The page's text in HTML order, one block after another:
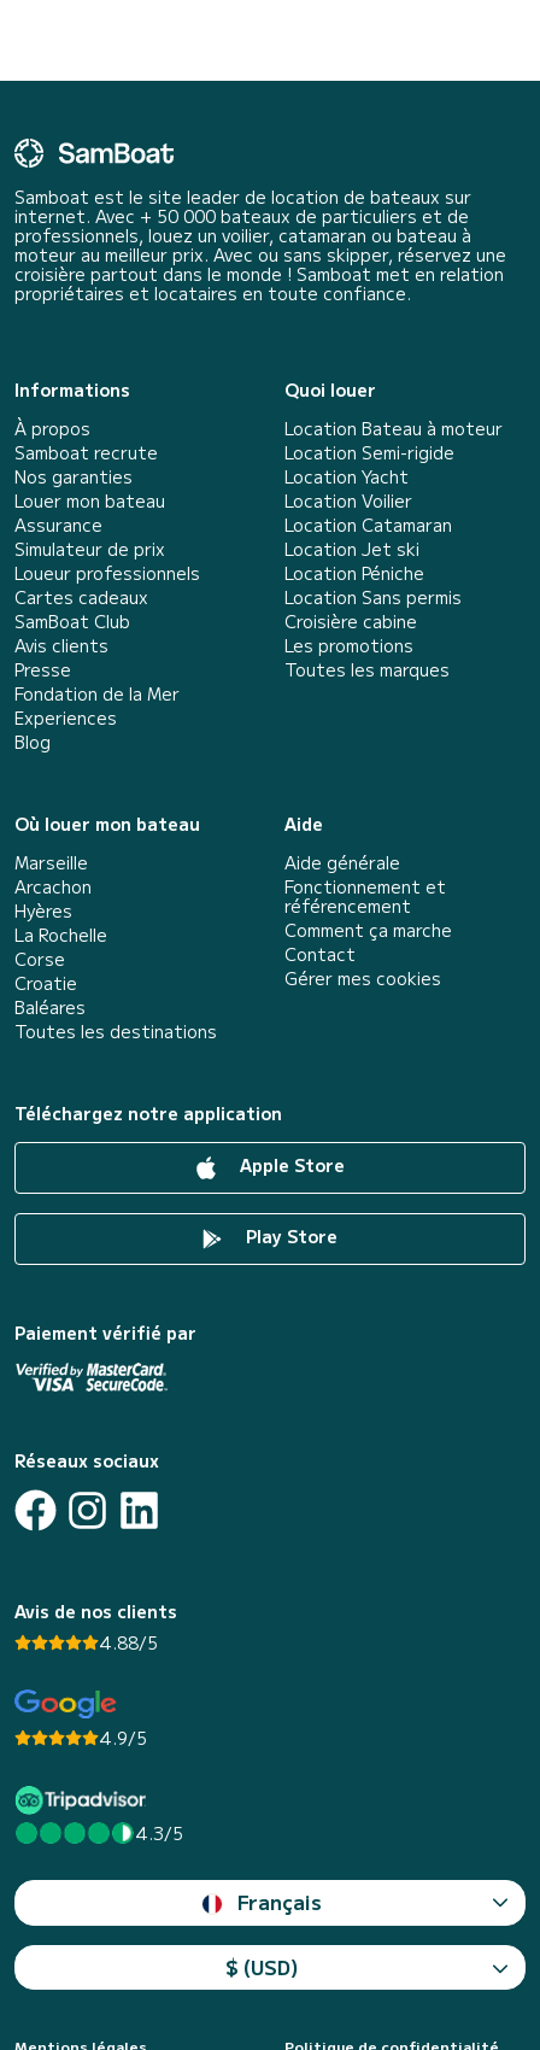
Samboat est le site leader de location de bateaux sur
internet. Avec + 50 000 bateaux de particuliers et de
professionnels, louez un voilier, catamaran ou bateau à
moteur au meilleur prix. Avec ou sans skipper, réservez une
croisière partout dans le monde ! Samboat met en relation
propriétaires et locataires en toute confiance.
Informations
À propos
Samboat recrute
Nos garanties
Louer mon bateau
Assurance
Simulateur de prix
Loueur professionnels
Cartes cadeaux
SamBoat Club
Avis clients
Presse
Fondation de la Mer
Experiences
Blog
Quoi louer
Location Bateau à moteur
Location Semi-rigide
Location Yacht
Location Voilier
Location Catamaran
Location Jet ski
Location Péniche
Location Sans permis
Croisière cabine
Les promotions
Toutes les marques
Où louer mon bateau
Marseille
Arcachon
Hyères
La Rochelle
Corse
Croatie
Baléares
Toutes les destinations
Aide
Aide générale
Fonctionnement et
référencement
Comment ça marche
Contact
Gérer mes cookies
Téléchargez notre application
Apple Store
Play Store
Paiement vérifié par
Réseaux sociaux
Avis de nos clients
4.88/5
4.9/5
4.3/5
Français
$ (USD)